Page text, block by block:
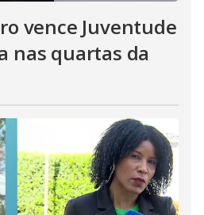
vence Juventude
nas quartas da